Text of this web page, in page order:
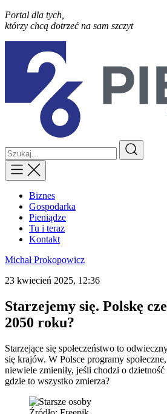
Portal dla tych,
którzy chcą dotrzeć na sam szczyt
Biznes
Gospodarka
Pieniądze
Tu i teraz
Kontakt
Michał Prokopowicz
23 kwiecień 2025, 12:36
Starzejemy się. Polskę
2050 roku?
Starzejące się społeczeństwo to
się krajów. W Polsce programy
niewiele zmieniły, jeśli chodzi o
gdzie to wszystko zmierza?